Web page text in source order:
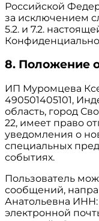
Российской
за исключением
5.2. и 7.2.
8. Положение
ИП Муромцева
490501405101,
область, город
22, имеет право
уведомления о
специальных
событиях.
Пользователь
сообщений,
Анатольевна ИНН:
электронной